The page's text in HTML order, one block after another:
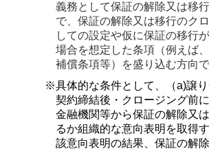
義務として保証の解除又は移
で、保証の解除又は移行のク
しての設定や仮に保証の移行
場合を想定した条項（例えば
補償条項等）を盛り込む方向で
※具体的な条件として、（a)譲
契約締結後・クロージング前
金融機関等から保証の解除又
るか組織的な意向表明を取得
該意向表明の結果、保証の解